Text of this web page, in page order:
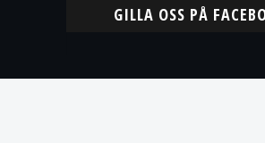
GILLA OSS PÅ